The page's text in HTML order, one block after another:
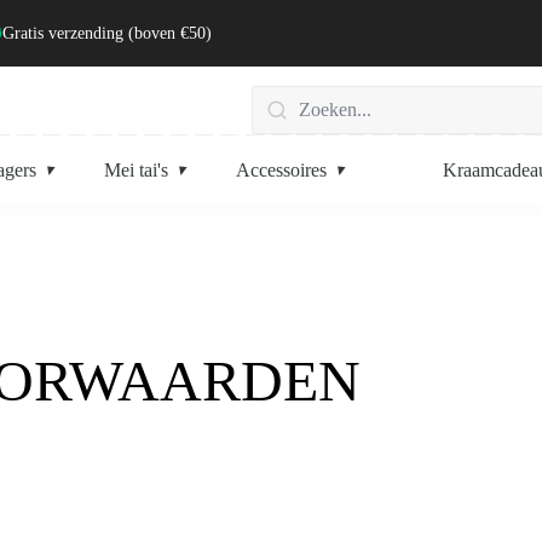
Gratis verzending (boven €50)
Mei tai's Accessoires